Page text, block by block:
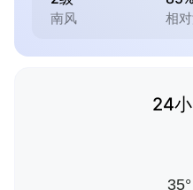
南风 相
24